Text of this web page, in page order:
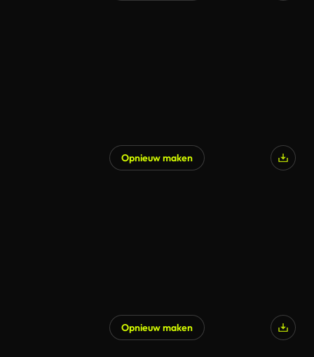
Opnieuw maken
Opnieuw maken